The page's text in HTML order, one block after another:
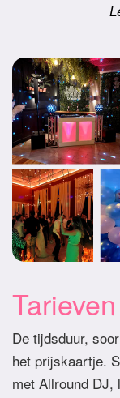
De tijdsduur,
het prijskaartje.
met Allround DJ,